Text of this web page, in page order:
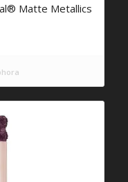
Matte Metallics